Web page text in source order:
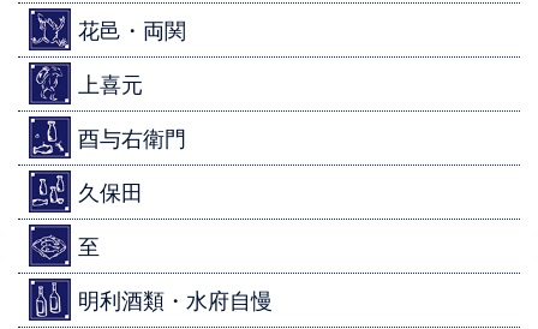
花邑・両関
上喜元
酉与右衛門
久保田
至
明利酒類・水府自慢